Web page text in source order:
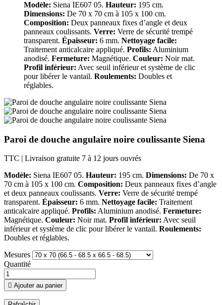
Modèle: Siena IE607 05. Hauteur: 195 cm.
Dimensions: De 70 x 70 cm à 105 x 100 cm.
Composition: Deux panneaux fixes d’angle et deux
panneaux coulissants. Verre: Verre de sécurité trempé
transparent. Épaisseur: 6 mm. Nettoyage facile:
Traitement anticalcaire appliqué. Profils: Aluminium
anodisé. Fermeture: Magnétique. Couleur: Noir mat.
Profil inférieur: Avec seuil inférieur et système de clic
pour libérer le vantail. Roulements: Doubles et
réglables.
Paroi de douche angulaire noire coulissante Siena
TTC | Livraison gratuite 7 à 12 jours ouvrés
Modèle: Siena IE607 05. Hauteur: 195 cm. Dimensions: De 70 x
70 cm à 105 x 100 cm. Composition: Deux panneaux fixes d’angle
et deux panneaux coulissants. Verre: Verre de sécurité trempé
transparent. Épaisseur: 6 mm. Nettoyage facile: Traitement
anticalcaire appliqué. Profils: Aluminium anodisé. Fermeture:
Magnétique. Couleur: Noir mat. Profil inférieur: Avec seuil
inférieur et système de clic pour libérer le vantail. Roulements:
Doubles et réglables.
Mesures
Quantité
 Ajouter au panier